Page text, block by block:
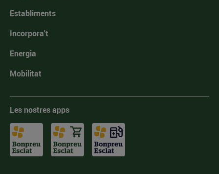
Establiments
Incorpora't
Energia
Mobilitat
Les nostres apps